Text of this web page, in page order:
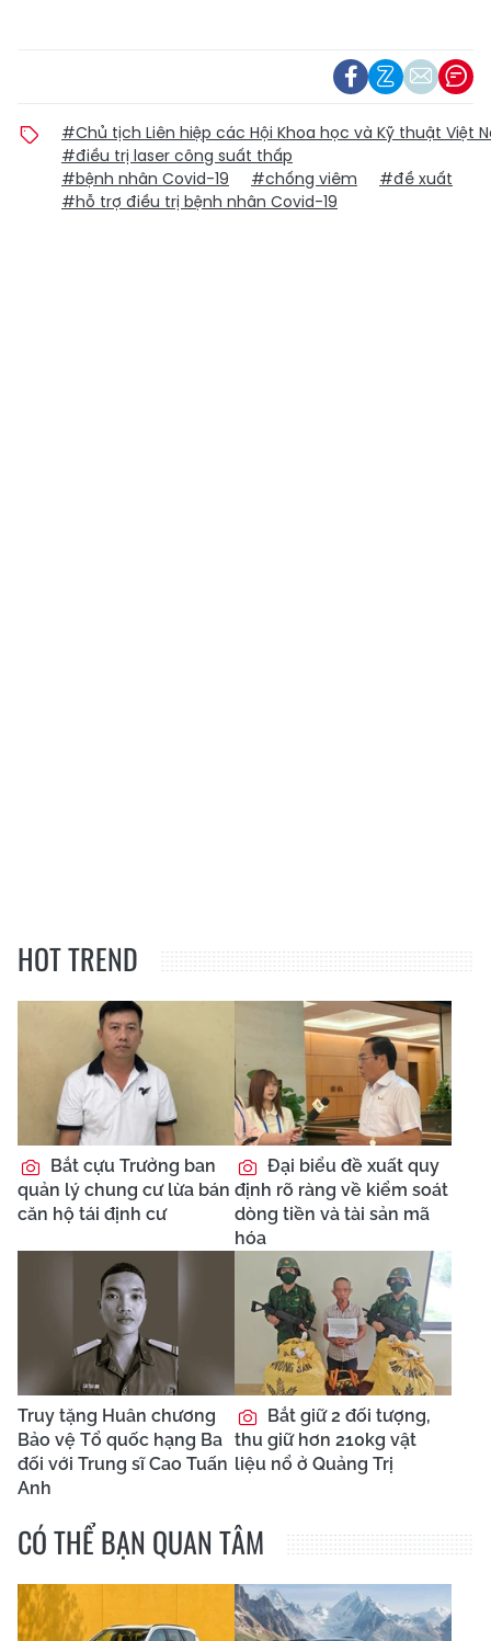
#Chủ tịch Liên hiệp các Hội Khoa học và Kỹ thuật Việt
#điều trị laser công suất thấp
#bệnh nhân Covid-19
#chống viêm
#đề xuất
#hỗ trợ điều trị bệnh nhân Covid-19
HOT TREND
Bắt cựu Trưởng ban
quản lý chung cư lừa bán
căn hộ tái định cư
Đại biểu đề xuất quy
định rõ ràng về kiểm soát
dòng tiền và tài sản mã
hóa
Truy tặng Huân chương
Bảo vệ Tổ quốc hạng Ba
đối với Trung sĩ Cao Tuấn
Anh
Bắt giữ 2 đối tượng,
thu giữ hơn 210kg vật
liệu nổ ở Quảng Trị
CÓ THỂ BẠN QUAN TÂM